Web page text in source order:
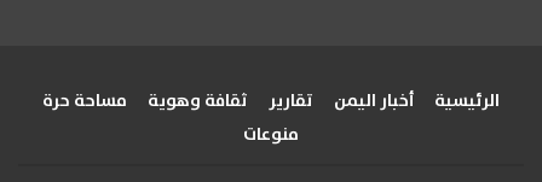
الرئيسية أخبار اليمن تقارير ثقافة وهوية
مساحة حرة
منوعات